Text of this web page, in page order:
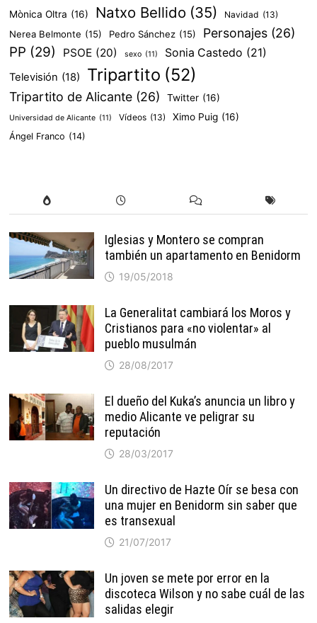
Mònica Oltra (16) Natxo Bellido (35) Navidad (13)
Nerea Belmonte (15) Pedro Sánchez (15) Personajes (26)
PP (29) PSOE (20) sexo (11) Sonia Castedo (21)
Televisión (18) Tripartito (52)
Tripartito de Alicante (26) Twitter (16)
Universidad de Alicante (11) Vídeos (13) Ximo Puig (16)
Ángel Franco (14)
Iglesias y Montero se compran
también un apartamento en Benidorm
19/05/2018
La Generalitat cambiará los Moros y
Cristianos para «no violentar» al
pueblo musulmán
28/08/2017
El dueño del Kuka’s anuncia un libro y
medio Alicante ve peligrar su
reputación
28/03/2017
Un directivo de Hazte Oír se besa con
una mujer en Benidorm sin saber que
es transexual
21/07/2017
Un joven se mete por error en la
discoteca Wilson y no sabe cuál de las
salidas elegir